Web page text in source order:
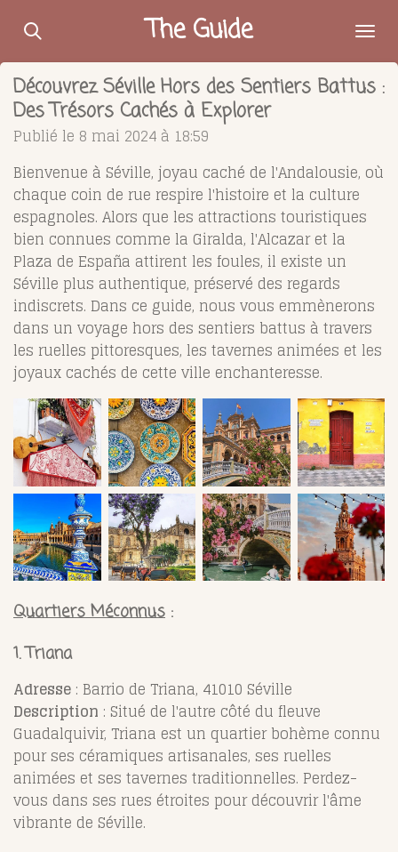
Passer
contenu
principal
The Guide
Découvrez Séville Hors des Sentiers Battus :
Des Trésors Cachés à Explorer
Publié le 8 mai 2024 à 18:59
Bienvenue à Séville, joyau caché de l'Andalousie, où
chaque coin de rue respire l'histoire et la culture
espagnoles. Alors que les attractions touristiques
bien connues comme la Giralda, l'Alcazar et la
Plaza de España attirent les foules, il existe un
Séville plus authentique, préservé des regards
indiscrets. Dans ce guide, nous vous emmènerons
dans un voyage hors des sentiers battus à travers
les ruelles pittoresques, les tavernes animées et les
joyaux cachés de cette ville enchanteresse.
Quartiers Méconnus :
1. Triana
Adresse : Barrio de Triana, 41010 Séville
Description : Situé de l'autre côté du fleuve
Guadalquivir, Triana est un quartier bohème connu
pour ses céramiques artisanales, ses ruelles
animées et ses tavernes traditionnelles. Perdez-
vous dans ses rues étroites pour découvrir l'âme
vibrante de Séville.